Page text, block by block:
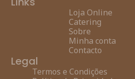
Loja Online
Catering
Sobre
Minha conta
Contacto
Legal
Termos e Condições